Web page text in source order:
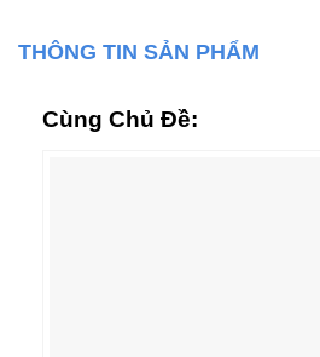
THÔNG TIN SẢN PHẨM
Cùng Chủ Đề: